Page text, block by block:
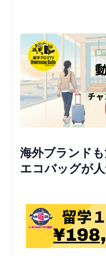
海外ブランド
エコバッグが